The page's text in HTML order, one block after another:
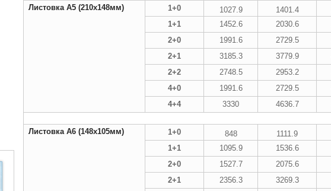
Листовка А5 (210х148мм) 1+0 1027.9 1401.4
1+1
1452.6 2030.6
2+0
1991.6 2729.5
2+1
3185.3 3779.9
2+2
2748.5 2953.2
4+0
1991.6 2729.5
4+4
3330 4636.7
Листовка А6 (148х105мм) 1+0 848 1111.9
1+1
1095.9 1536.6
2+0
1527.7 2075.6
2+1
2356.3 3269.3